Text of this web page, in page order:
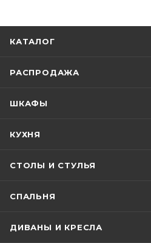
КАТАЛОГ
РАСПРОДАЖА
ШКАФЫ
КУХНЯ
СТОЛЫ И СТУЛЬЯ
СПАЛЬНЯ
ДИВАНЫ И КРЕСЛА